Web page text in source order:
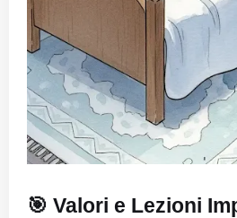
🎯 Valori e Lezioni